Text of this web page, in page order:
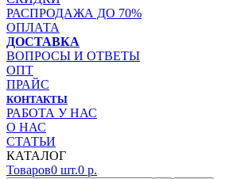
РАСПРОДАЖА ДО 70%
ОПЛАТА
ДОСТАВКА
ВОПРОСЫ И ОТВЕТЫ
ОПТ
ПРАЙС
КОНТАКТЫ
РАБОТА У НАС
О НАС
СТАТЬИ
КАТАЛОГ
Товаров0 шт.0 р.